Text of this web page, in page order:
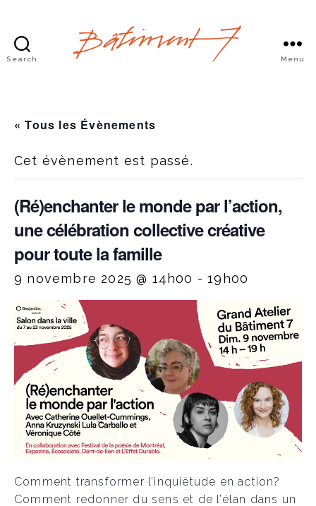
Search Menu
« Tous les Évènements
Cet évènement est passé.
(Ré)enchanter le monde par l’action,
une célébration collective créative
pour toute la famille
9 novembre 2025 @ 14h00 -19h00
Comment transformer l’inquiétude en action?
Comment redonner du sens et de l’élan dans un